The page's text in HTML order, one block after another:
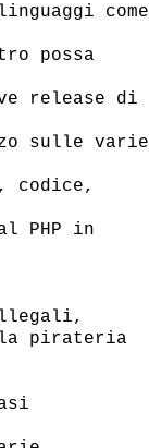
come
possa
release di
sulle varie
codice,
PHP in
pirateria